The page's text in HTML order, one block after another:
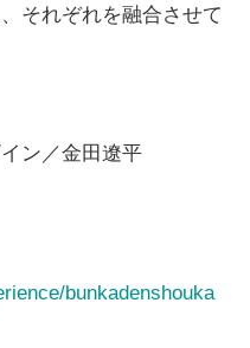
それぞれを融合させて
ン／金田遼平
bunkadenshouka